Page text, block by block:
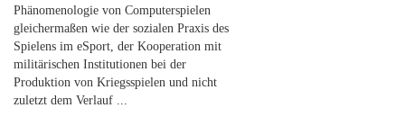
Phänomenologie von Computerspielen
gleichermaßen wie der sozialen Praxis des
Spielens im eSport, der Kooperation mit
militärischen Institutionen bei der
Produktion von Kriegsspielen und nicht
zuletzt dem Verlauf ...